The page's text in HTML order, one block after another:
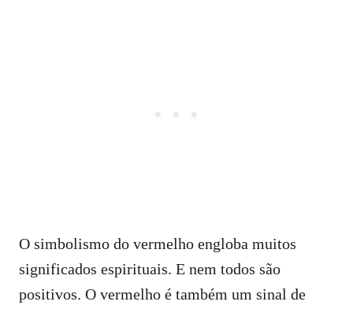
O simbolismo do vermelho engloba muitos
significados espirituais. E nem todos são
positivos. O vermelho é também um sinal de